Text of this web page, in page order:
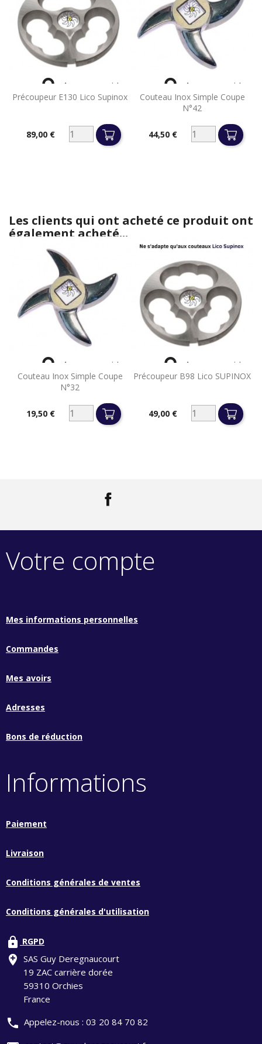
Précoupeur E130 Lico Supinox
Prix89,00 €
 Aperçu rapide
Couteau Inox Simple Coupe
N°42
Prix44,50 €
 Aperçu rapide
Les clients qui ont acheté ce produit ont
également acheté...
Couteau Inox Simple Coupe
N°32
19,50 €
 Aperçu rapide
Précoupeur B98 Lico SUPINOX
Prix49,00 €
 Aperçu rapide
Votre compte
Mes informations personnelles
Commandes
Mes avoirs
Adresses
Bons de réduction
Informations
Paiement
Livraison
Conditions générales de ventes
Conditions générales d'utilisation
lock RGPD
add_location SAS Guy Deregnaucourt
19 ZAC carrière dorée
59310 Orchies
France
phone Appelez-nous : 03 20 84 70 82